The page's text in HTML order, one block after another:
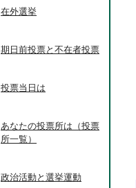
在外選挙
期日前投票と不在者投票
投票当日は
あなたの投票所は（投票
所一覧）
政治活動と選挙運動